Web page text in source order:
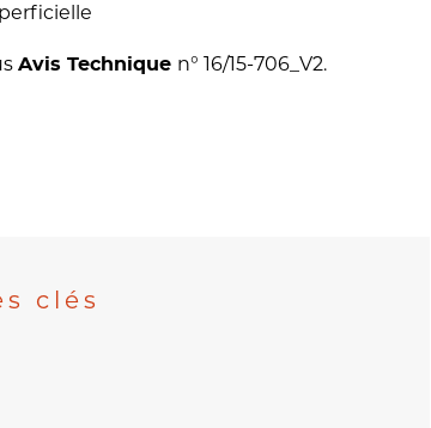
Avis Technique n° 16/15-706_V2.
clés